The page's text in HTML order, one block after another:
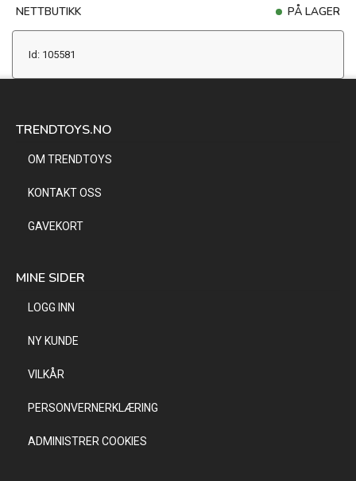
NETTBUTIKK PÅ LAGER
Id: 105581
TRENDTOYS.NO
OM TRENDTOYS
KONTAKT OSS
GAVEKORT
MINE SIDER
LOGG INN
NY KUNDE
VILKÅR
PERSONVERNERKLÆRING
ADMINISTRER COOKIES